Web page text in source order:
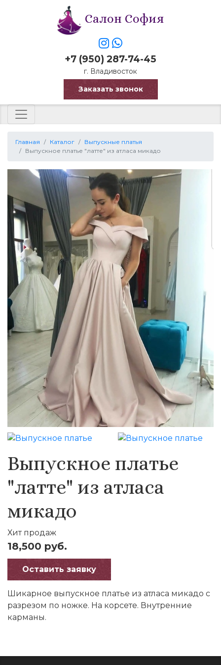
Салон София
+7 (950) 287-74-45
г. Владивосток
Заказать звонок
Главная Каталог
Выпускные платья
Выпускное платье "латте" из атласа микадо
Выпускное платье
"латте" из атласа
микадо
Хит продаж
18,500 руб.
Оставить заявку
Шикарное выпускное платье из атласа микадо с
разрезом по ножке. На корсете. Внутренние
карманы.